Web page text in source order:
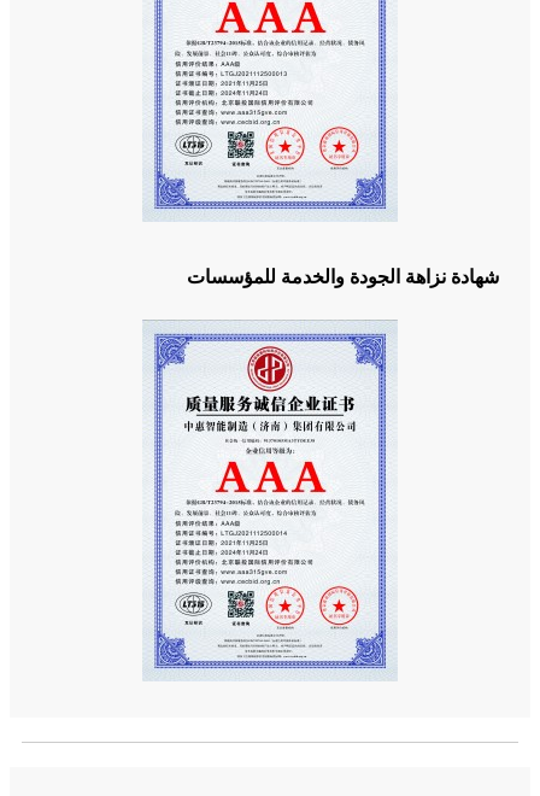
شهادة نزاهة الجودة والخدمة للمؤسسات